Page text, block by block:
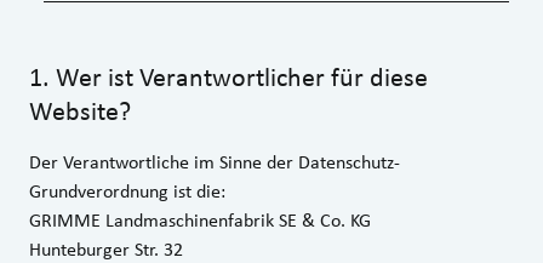
1. Wer ist Verantwortlicher für diese
Website?
Der Verantwortliche im Sinne der Datenschutz-
Grundverordnung ist die:
GRIMME Landmaschinenfabrik SE & Co. KG
Hunteburger Str. 32